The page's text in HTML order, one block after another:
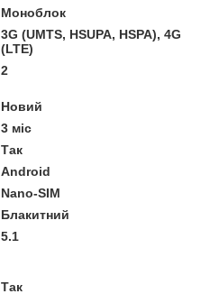
Моноблок
3G (UMTS, HSUPA, HSPA), 4G
(LTE)
2
Новий
3 міс
Так
Android
Nano-SIM
Блакитний
5.1
Так